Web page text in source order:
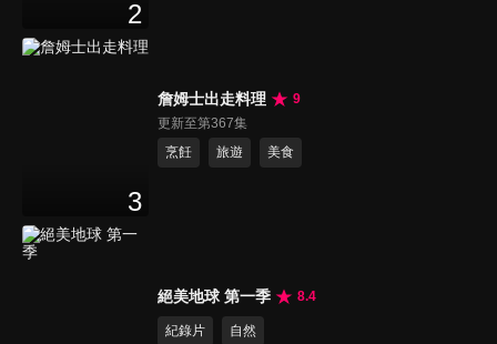
2
3
詹姆士出走料理
9
更新至第367集
烹飪
旅遊 美食
絕美地球 第一季 8.4
紀錄片 自然